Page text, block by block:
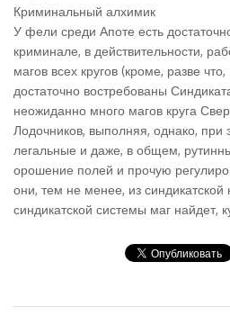
Криминальный алхимик
У фели среди Апоте есть
криминале, в действительности,
магов всех кругов (кроме, разве
достаточно востребованы
неожиданно много магов круга
Лодочников, выполняя, однако, при
легальные и даже, в общем,
орошение полей и прочую
они, тем не менее, из синдикатской
синдикатской системы маг найдет,